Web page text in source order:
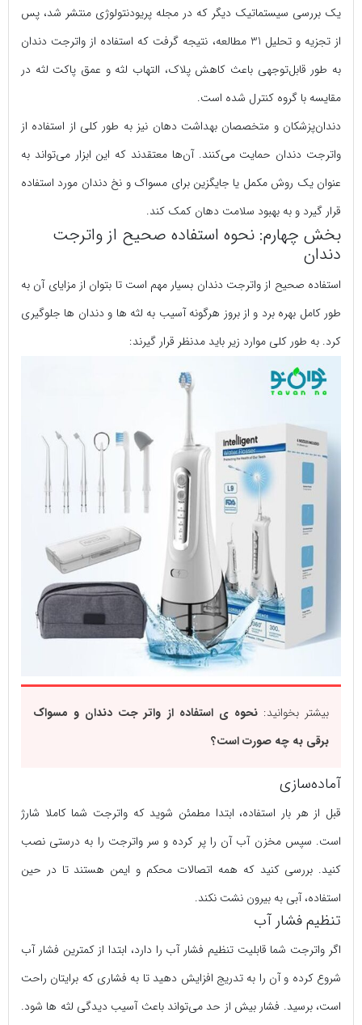
یک بررسی سیستماتیک دیگر که در مجله پریودنتولوژی منتشر شد، پس
از تجزیه و تحلیل 31 مطالعه، نتیجه گرفت که استفاده از واترجت دندان
به طور قابل‌توجهی باعث کاهش پلاک، التهاب لثه و عمق پاکت لثه در
مقایسه با گروه کنترل شده است.
دندان‌پزشکان و متخصصان بهداشت دهان نیز به طور کلی از استفاده از
واترجت دندان حمایت می‌کنند. آن‌ها معتقدند که این ابزار می‌تواند به
عنوان یک روش مکمل یا جایگزین برای مسواک و نخ دندان مورد استفاده
قرار گیرد و به بهبود سلامت دهان کمک کند.
بخش چهارم: نحوه استفاده صحیح از واترجت
دندان
استفاده صحیح از واترجت دندان بسیار مهم است تا بتوان از مزایای آن به
طور کامل بهره برد و از بروز هرگونه آسیب به لثه ها و دندان ها جلوگیری
کرد. به طور کلی موارد زیر باید مدنظر قرار گیرند:
بیشتر بخوانید:نحوه ی استفاده از واتر جت دندان و مسواک
برقی به چه صورت است؟
آماده‌سازی
قبل از هر بار استفاده، ابتدا مطمئن شوید که واترجت شما کاملا شارژ
است. سپس مخزن آب آن را پر کرده و سر واترجت را به درستی نصب
کنید. بررسی کنید که همه اتصالات محکم و ایمن هستند تا در حین
استفاده، آبی به بیرون نشت نکند.
تنظیم فشار آب
اگر واترجت شما قابلیت تنظیم فشار آب را دارد، ابتدا از کمترین فشار آب
شروع کرده و آن را به تدریج افزایش دهید تا به فشاری که برایتان راحت
است، برسید. فشار بیش از حد می‌تواند باعث آسیب دیدگی لثه ها شود.